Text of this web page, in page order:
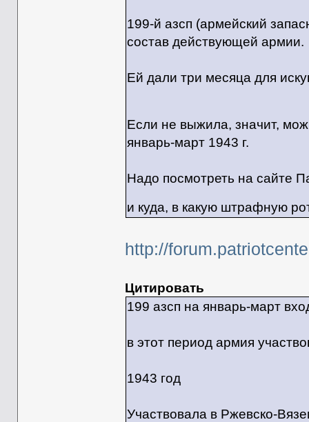
199-й азсп (армейский
состав действующей армии.
Ей дали три месяца для
Если не выжила, значит,
январь-март 1943 г.
Надо посмотреть на сайте
и куда, в какую штрафную
http://
Цитировать
199 азсп на январь-март
в этот период армия
1943 год
Участвовала в Ржевско-